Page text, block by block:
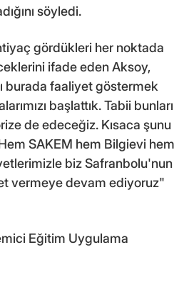
söyledi.
gördükleri her noktada
ifade eden Aksoy,
burada faaliyet göstermek
başlattık. Tabii bunları
de edeceğiz. Kısaca şunu
SAKEM hem Bilgievi hem
biz Safranbolu'nun
vermeye devam ediyoruz"
Eğitim Uygulama